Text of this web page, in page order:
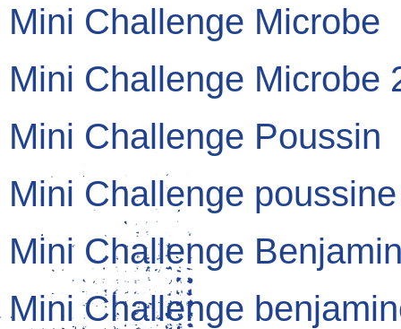
Mini Challenge Microbe
Mini Challenge Microbe
Mini Challenge Poussin
Mini Challenge poussine
Mini Challenge
Mini Challenge